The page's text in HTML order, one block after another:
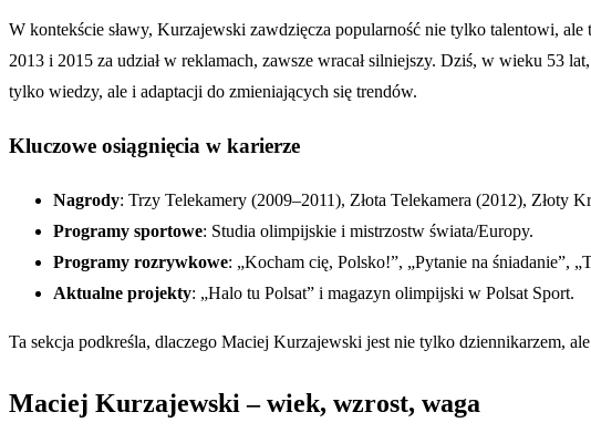
W kontekście sławy, Kurzajewski zawdzięcza popularność nie tylko talentowi,
2013 i 2015 za udział w reklamach, zawsze wracał silniejszy. Dziś, w wieku 53
tylko wiedzy, ale i adaptacji do zmieniających się trendów.
Kluczowe osiągnięcia w karierze
Nagrody: Trzy Telekamery (2009–2011), Złota Telekamera (2012), Złoty
Programy sportowe: Studia olimpijskie i mistrzostw świata/Europy.
Programy rozrywkowe: „Kocham cię, Polsko!”, „Pytanie na śniadanie”,
Aktualne projekty: „Halo tu Polsat” i magazyn olimpijski w Polsat Sport.
Ta sekcja podkreśla, dlaczego Maciej Kurzajewski jest nie tylko dziennikarzem,
Maciej Kurzajewski – wiek, wzrost, waga